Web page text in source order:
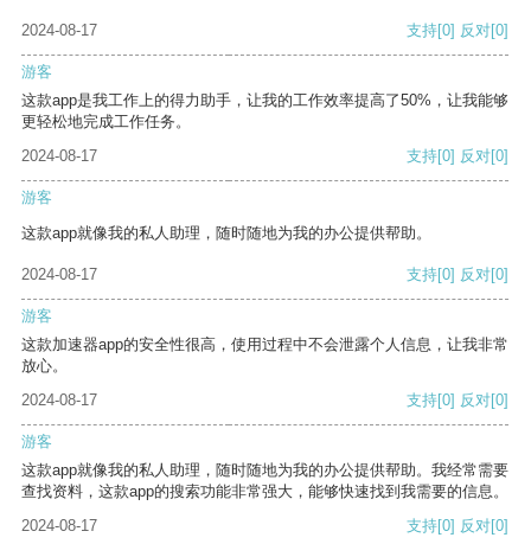
2024-08-17 支持[0] 反对[0]
游客
这款app是我工作上的得力助手，让我的工作效率提高了50%，让我能够
更轻松地完成工作任务。
2024-08-17
支持[0] 反对[0]
游客
这款app就像我的私人助理，随时随地为我的办公提供帮助。
2024-08-17 支持[0] 反对[0]
游客
这款加速器app的安全性很高，使用过程中不会泄露个人信息，让我非常
放心。
2024-08-17
支持[0] 反对[0]
游客
这款app就像我的私人助理，随时随地为我的办公提供帮助。我经常需要
查找资料，这款app的搜索功能非常强大，能够快速找到我需要的信息。
2024-08-17
支持[0] 反对[0]